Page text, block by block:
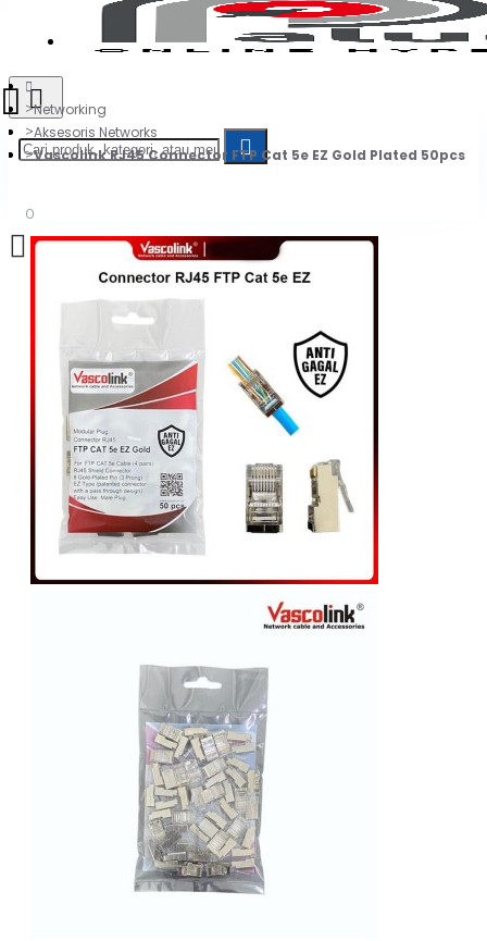
0
Daftar belanja Anda kosong!
Networking
Aksesoris Networks
Vascolink RJ45 Connector FTP Cat 5e EZ Gold Plated 50pcs